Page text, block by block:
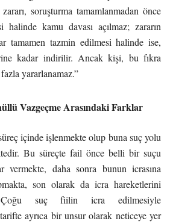
soruşturma tamamlanmadan önce
halinde kamu davası açılmaz; zararın
tamamen tazmin edilmesi halinde ise,
kadar indirilir. Ancak kişi, bu fıkra
yararlanamaz.”
Vazgeçme Arasındaki Farklar
içinde işlenmekte olup buna suç yolu
Bu süreçte fail önce belli bir suçu
vermekte, daha sonra bunun icrasına
son olarak da icra hareketlerini
Çoğu suç fiilin icra edilmesiyle
ayrıca bir unsur olarak neticeye yer